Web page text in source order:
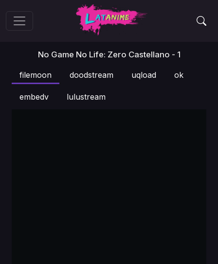
No Game No Life: Zero Castellano - 1
filemoon doodstream uqload ok
embedv lulustream